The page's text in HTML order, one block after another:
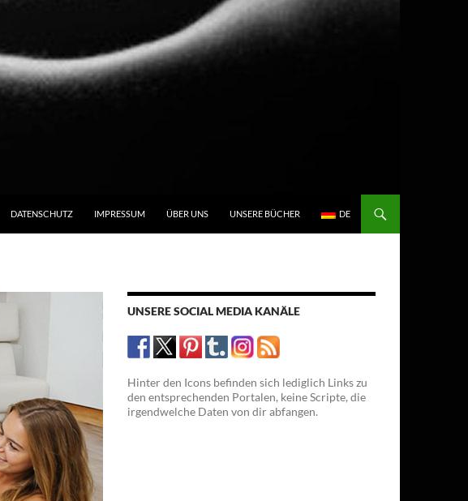
DATENSCHUTZ
IMPRESSUM ÜBER UNS UNSERE BÜCHER DE
UNSERE SOCIAL MEDIA KANÄLE
Hinter den Icons befinden sich lediglich Links zu
den entsprechenden Portalen, keine Scripte, die
irgendwelche Daten von dir abfangen.